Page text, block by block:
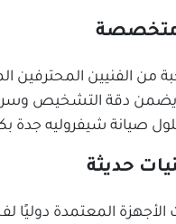
متخصصة
من الفنيين المحترفين
دقة التشخيص
صيانة شيفروليه جدة
حديثة
المعتمدة دوليًا